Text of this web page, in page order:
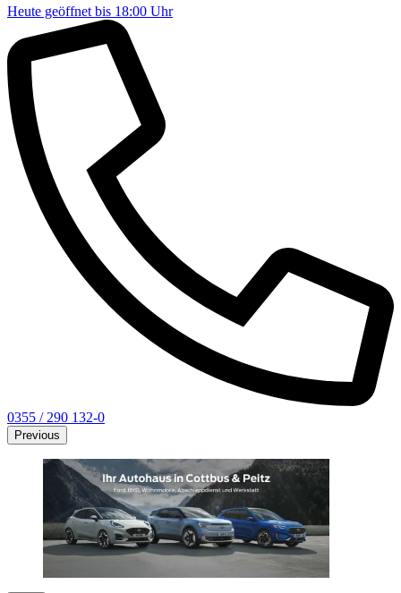
Heute geöffnet bis 18:00 Uhr
0355 / 290 132-0
Previous